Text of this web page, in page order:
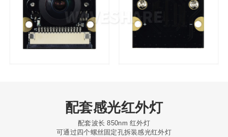
配套感光红外灯
配套波长 850nm 红外灯
可通过四个螺丝固定孔拆装感光红外灯